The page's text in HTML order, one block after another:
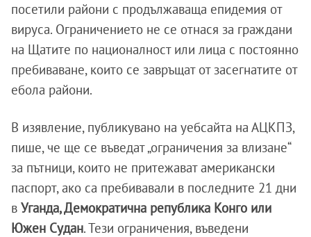
посетили райони с продължаваща епидемия от
вируса. Ограничението не се отнася за граждани
на Щатите по националност или лица с постоянно
пребиваване, които се завръщат от засегнатите от
ебола райони.
В изявление, публикувано на уебсайта на АЦКПЗ,
пише, че ще се въведат „ограничения за влизане“
за пътници, които не притежават американски
паспорт, ако са пребивавали в последните 21 дни
в Уганда, Демократична република Конго или
Южен Судан. Тези ограничения, въведени